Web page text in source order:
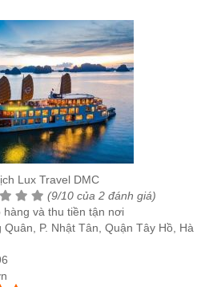
Lux Travel DMC
(9/10 của 2 đánh giá)
hàng và thu tiền tận nơi
Quân, P. Nhật Tân, Quận Tây Hồ, Hà